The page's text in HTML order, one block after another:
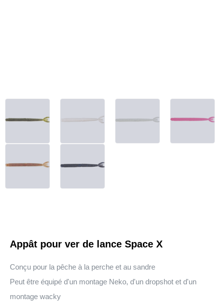
Appât pour ver de lance Space X
Conçu pour la pêche à la perche et au sandre
Peut être équipé d'un montage Neko, d'un dropshot et d'un
montage wacky